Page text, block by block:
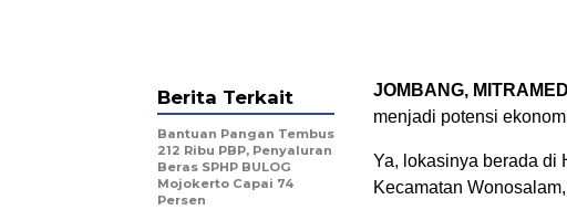
JOMBANG,
menjadi potensi
Ya, lokasinya berada di
Kecamatan
Berita Terkait
Bantuan Pangan Tembus
212 Ribu PBP, Penyaluran
Beras SPHP BULOG
Mojokerto Capai 74
Persen